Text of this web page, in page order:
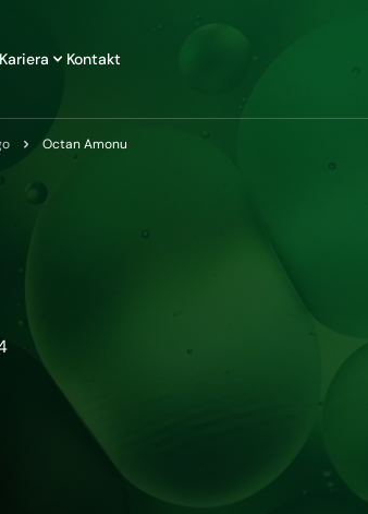
Kariera Kontakt
Octan Amonu